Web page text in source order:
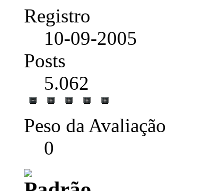
Registro
10-09-2005
Posts
5.062
Peso da Avaliação
0